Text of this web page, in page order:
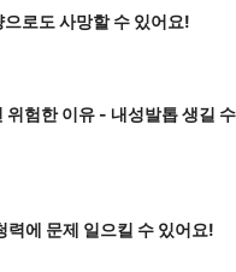
로도 사망할 수 있어요!
위험한 이유 - 내성발톱 생길 수
력에 문제 일으킬 수 있어요!